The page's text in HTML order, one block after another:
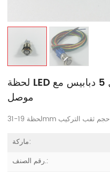
لحظة LED حلقة دفع زر التبديل 5 دبابيس مع
موصل
لحظة 19-31mm حجم ثقب التركيب
ماركة:
رقم الصنف.: